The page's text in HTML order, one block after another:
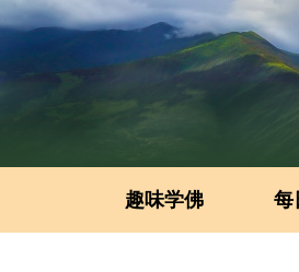
趣味学佛 每